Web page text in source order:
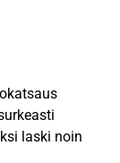
laski noin